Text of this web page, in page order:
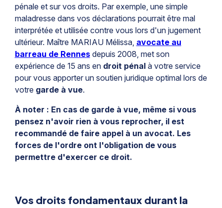
pénale et sur vos droits. Par exemple, une simple
maladresse dans vos déclarations pourrait être mal
interprétée et utilisée contre vous lors d'un jugement
ultérieur. Maître MARIAU Mélissa, avocate au
barreau de Rennesdepuis 2008, met son
expérience de 15 ans en droit pénalà votre service
pour vous apporter un soutien juridique optimal lors de
votre garde à vue.
À noter : En cas de garde à vue, même si vous
pensez n'avoir rien à vous reprocher, il est
recommandé de faire appel à un avocat. Les
forces de l'ordre ont l'obligation de vous
permettre d'exercer ce droit.
Vos droits fondamentaux durant la